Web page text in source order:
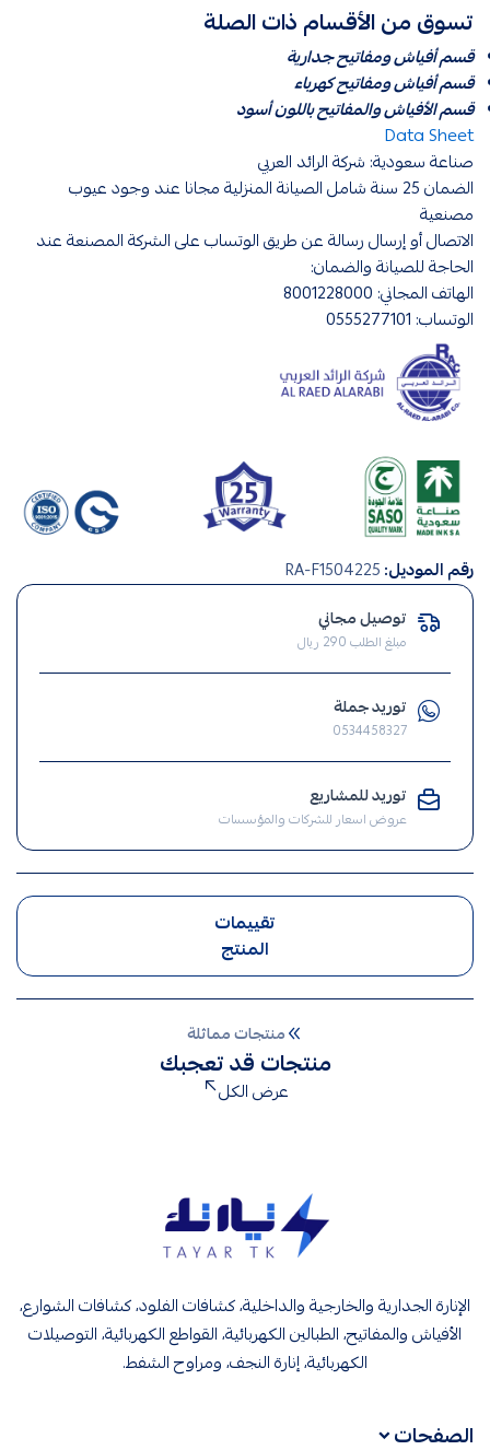
تسوق من الأقسام ذات الصلة
قسم أفياش ومفاتيح جدارية
قسم أفياش ومفاتيح كهرباء
قسم الأفياش والمفاتيح باللون أسود
Data Sheet
صناعة سعودية: شركة الرائد العربي
الضمان 25 سنة شامل الصيانة المنزلية مجانا عند وجود عيوب
مصنعية
الاتصال أو إرسال رسالة عن طريق الوتساب على الشركة المصنعة عند
الحاجة للصيانة والضمان:
الهاتف المجاني: 8001228000
الوتساب: 0555277101
ومفاتيح
,
فيش
افياش
رقم الموديل:RA-F1504225
توصيل مجاني
مبلغ الطلب 290 ريال
توريد جملة
0534458327
توريد للمشاريع
عروض اسعار للشركات والمؤسسات
تقييمات
المنتج
منتجات مماثلة
منتجات قد تعجبك
عرض الكل
الإنارة الجدارية والخارجية والداخلية، كشافات الفلود، كشافات الشوارع،
الأفياش والمفاتيح، الطبالين الكهربائية، القواطع الكهربائية، التوصيلات
الكهربائية، إنارة النجف، ومراوح الشفط.
الصفحات